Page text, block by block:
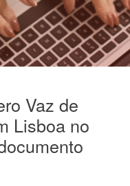
Vaz de
Lisboa no